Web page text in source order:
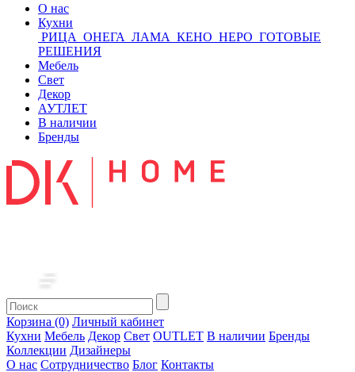
О нас
Кухни
РИЦА ОНЕГА ЛАМА КЕНО НЕРО ГОТОВЫЕ
РЕШЕНИЯ
Мебель
Свет
Декор
АУТЛЕТ
В наличии
Бренды
Корзина (0) Личный кабинет
Кухни Мебель Декор Свет OUTLET В наличии Бренды
Коллекции Дизайнеры
О нас Сотрудничество Блог Контакты